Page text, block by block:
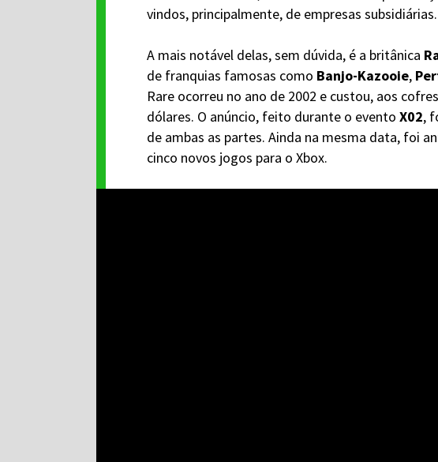
vindos, principalmente, de empresas subsidiárias.
A mais notável delas, sem dúvida, é a britânica
de franquias famosas como Banjo-Kazooie,
Rare ocorreu no ano de 2002 e custou, aos
dólares. O anúncio, feito durante o evento X02,
de ambas as partes. Ainda na mesma data, foi
cinco novos jogos para o Xbox.